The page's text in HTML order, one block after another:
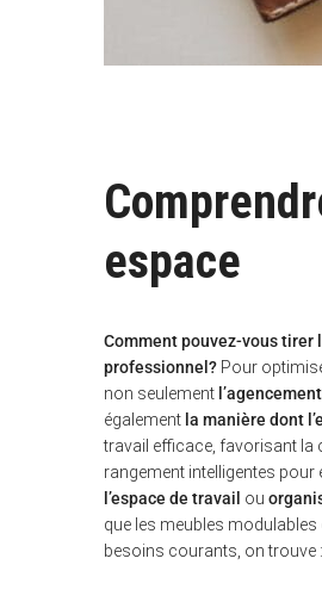
espace
Comment pouvez-vous tirer
professionnel? Pour
non seulement
également la manière dont
travail efficace, favorisant la
rangement intelligentes
l’espace de travail ou
que les meubles
besoins courants, on trouve :